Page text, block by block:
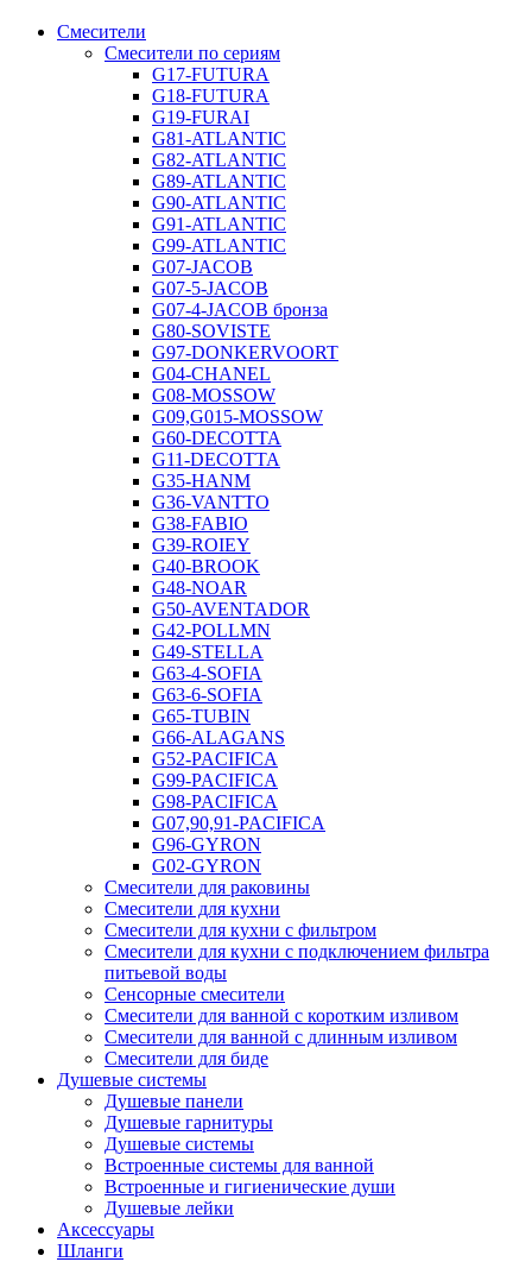
Смесители
Смесители по сериям
G17-FUTURA
G18-FUTURA
G19-FURAI
G81-ATLANTIC
G82-ATLANTIC
G89-ATLANTIC
G90-ATLANTIC
G91-ATLANTIC
G99-ATLANTIC
G07-JACOB
G07-5-JACOB
G07-4-JACOB бронза
G80-SOVISTE
G97-DONKERVOORT
G04-CHANEL
G08-MOSSOW
G09,G015-MOSSOW
G60-DECOTTA
G11-DECOTTA
G35-HANM
G36-VANTTO
G38-FABIO
G39-ROIEY
G40-BROOK
G48-NOAR
G50-AVENTADOR
G42-POLLMN
G49-STELLA
G63-4-SOFIA
G63-6-SOFIA
G65-TUBIN
G66-ALAGANS
G52-PACIFICA
G99-PACIFICA
G98-PACIFICA
G07,90,91-PACIFICA
G96-GYRON
G02-GYRON
Смесители для раковины
Смесители для кухни
Смесители для кухни с фильтром
Смесители для кухни с подключением фильтра
питьевой воды
Сенсорные смесители
Смесители для ванной с коротким изливом
Смесители для ванной с длинным изливом
Смесители для биде
Душевые системы
Душевые панели
Душевые гарнитуры
Душевые системы
Встроенные системы для ванной
Встроенные и гигиенические души
Душевые лейки
Аксессуары
Шланги